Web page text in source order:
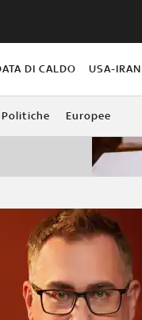
DI CALDO USA-IRAN
Politiche Europee